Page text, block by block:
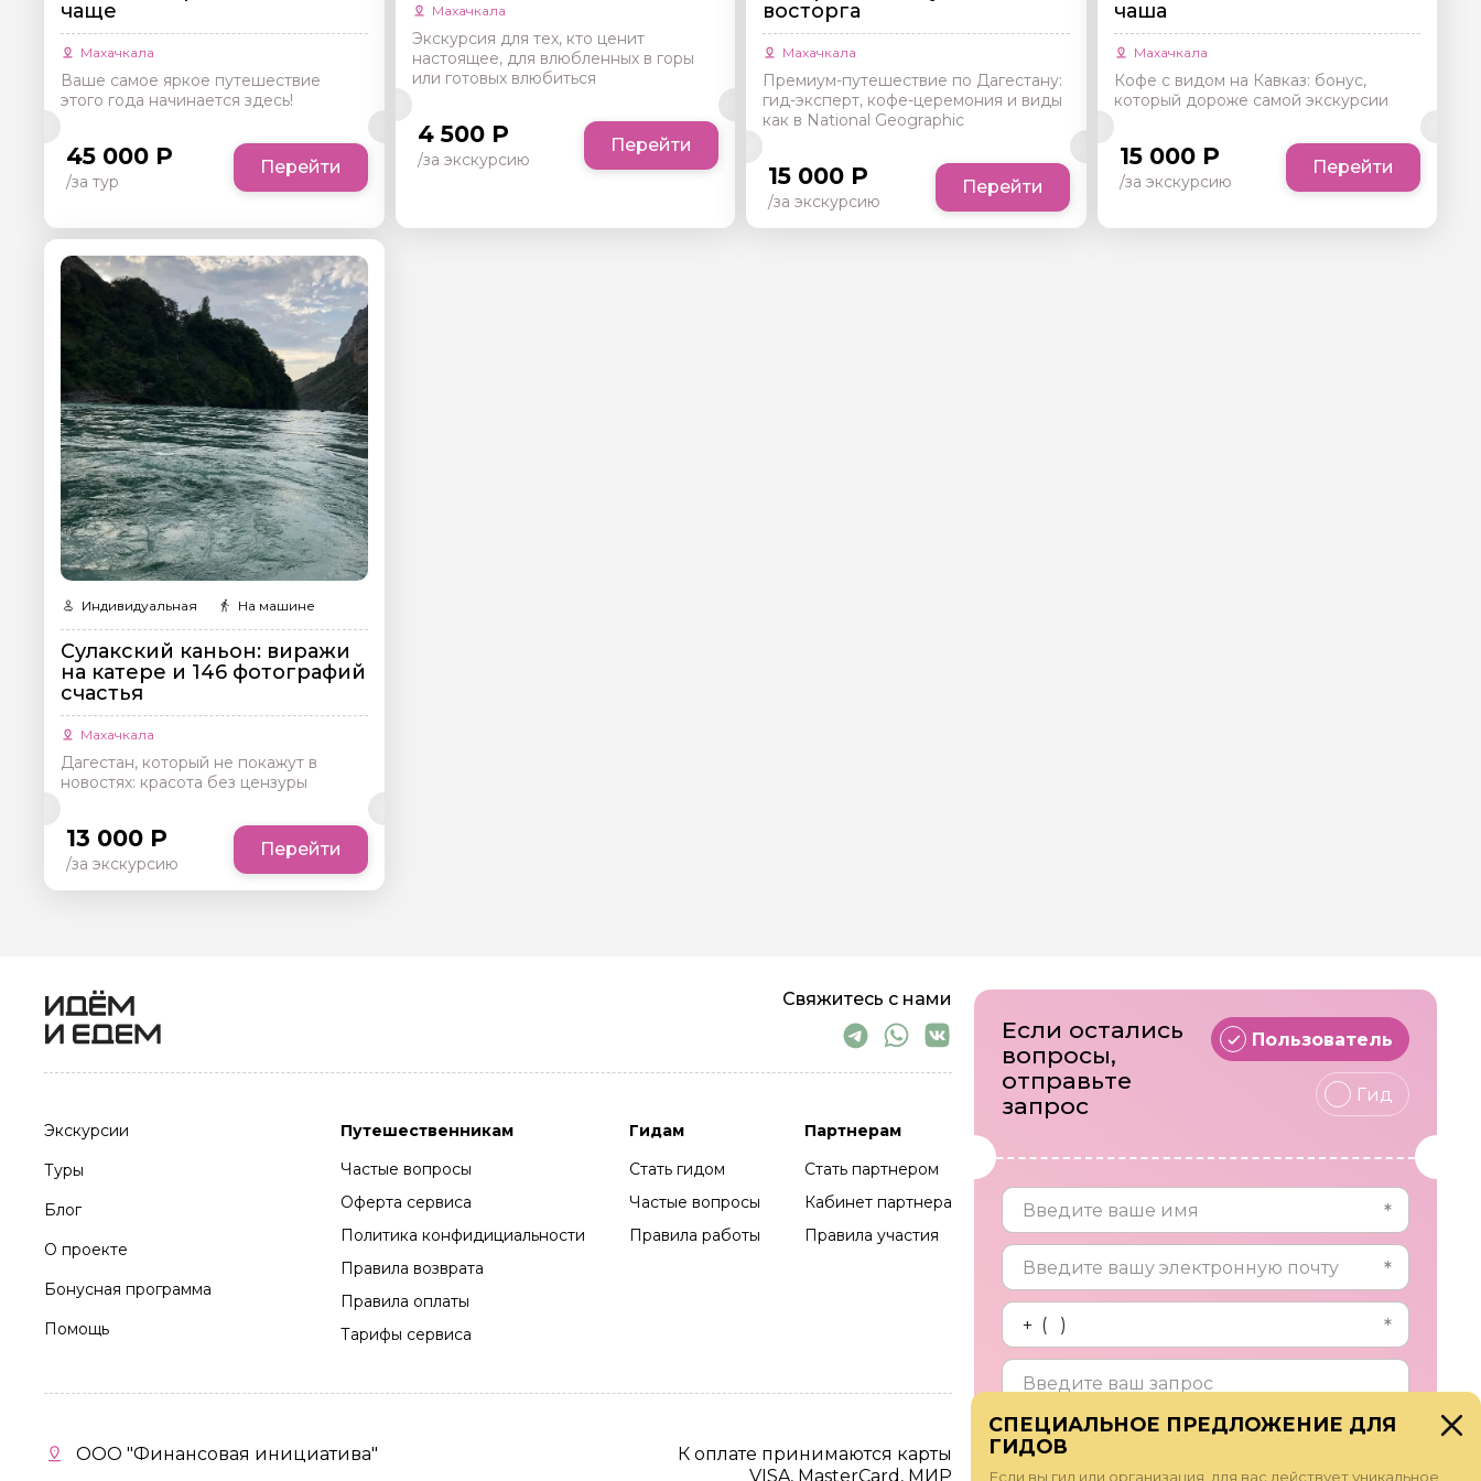
чаще
Махачкала
Ваше самое яркое путешествие
этого года начинается здесь!
45 000 Р
/за тур
Перейти
Махачкала
Экскурсия для тех, кто ценит
настоящее, для влюбленных в горы
или готовых влюбиться
4 500 Р
/за экскурсию
Перейти
восторга
Махачкала
Премиум-путешествие по Дагестану:
гид-эксперт, кофе-церемония и виды
как в National Geographic
15 000 Р
/за экскурсию
Перейти
чаша
Махачкала
Кофе с видом на Кавказ: бонус,
который дороже самой экскурсии
15 000 Р
/за экскурсию
Перейти
Индивидуальная На машине
Сулакский каньон: виражи
на катере и 146 фотографий
счастья
Махачкала
Дагестан, который не покажут в
новостях: красота без цензуры
13 000 Р
/за экскурсию
Перейти
Свяжитесь с нами
Экскурсии
Туры
Блог
О проекте
Бонусная программа
Помощь
Путешественникам
Частые вопросы
Оферта сервиса
Политика конфидициальности
Правила возврата
Правила оплаты
Тарифы сервиса
Гидам
Стать гидом
Частые вопросы
Правила работы
Партнерам
Стать партнером
Кабинет партнера
Правила участия
ООО "Финансовая инициатива"
К оплате принимаются карты
VISA, MasterCard, МИР
Если остались
вопросы,
отправьте
запрос
Пользователь
Гид
Прикрепить файл
СПЕЦИАЛЬНОЕ ПРЕДЛОЖЕНИЕ ДЛЯ
ГИДОВ
Если вы гид или организация, для вас действует уникальное